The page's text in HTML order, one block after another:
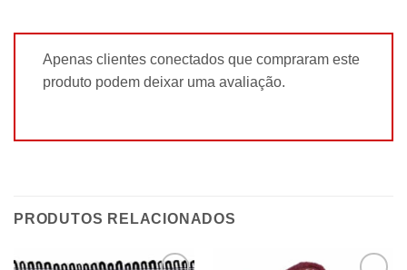
Apenas clientes conectados que compraram este
produto podem deixar uma avaliação.
PRODUTOS RELACIONADOS